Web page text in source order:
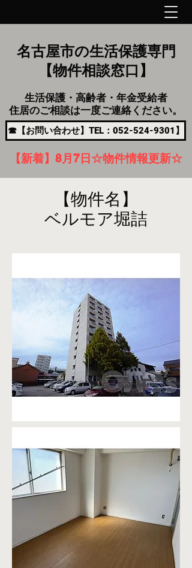
名古屋市の生活保護専門
【物件相談窓口】
生活保護・高齢者・年金受給者
住居のご相談は一度ご連絡ください。
☎【お問い合わせ】TEL：052-524-9301】
【新着】8月7 日 ☆物件情報更新☆
【物件名】
ベルモア堀詰